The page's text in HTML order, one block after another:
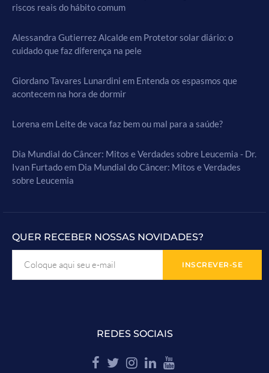
riscos reais do hábito comum
Alessandra Gutierrez Alcaldeem Protetor solar diário: o
cuidado que faz diferença na pele
Giordano Tavares Lunardini em Entenda os espasmos que
acontecem na hora de dormir
Lorena em Leite de vaca faz bem ou mal para a saúde?
Dia Mundial do Câncer: Mitos e Verdades sobre Leucemia - Dr.
Ivan Furtadoem Dia Mundial do Câncer: Mitos e Verdades
sobre Leucemia
QUER RECEBER NOSSAS NOVIDADES?
REDES SOCIAIS